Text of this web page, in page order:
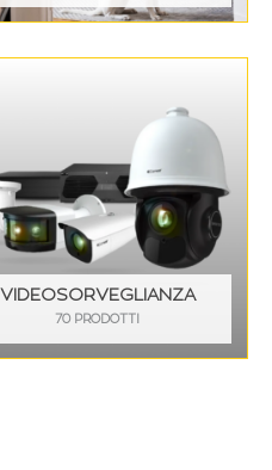
VIDEOSORVEGLIANZA
70 PRODOTTI